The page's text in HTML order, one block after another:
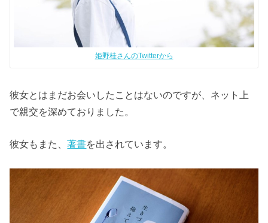
姫野桂さんのTwitterから
彼女とはまだお会いしたことはないのですが、ネット上
で親交を深めておりました。
彼女もまた、著書を出されています。